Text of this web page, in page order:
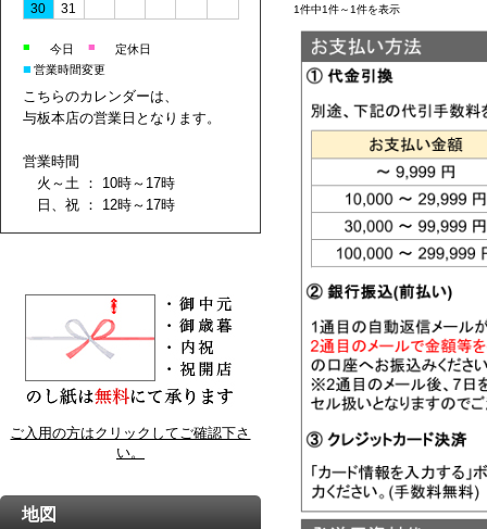
1件中1件～1件を表示
30
31
■ 今日 ■ 定休日
■ 営業時間変更
こちらのカレンダーは、
与板本店の営業日となります。
営業時間
火～土 ： 10時～17時
日、祝 ： 12時～17時
ご入用の方はクリックしてご確認下さ
い。
地図